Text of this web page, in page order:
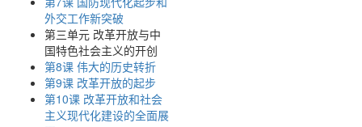
外交工作新突破
第三单元 改革开放与中
国特色社会主义的开创
第8课 伟大的历史转折
第9课 改革开放的起步
第10课 改革开放和社会
主义现代化建设的全面展